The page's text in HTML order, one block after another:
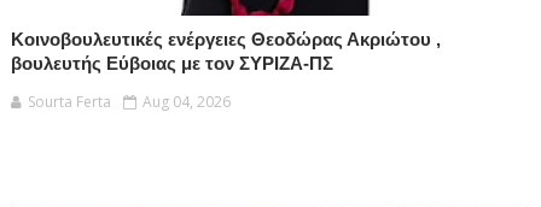
Κοινοβουλευτικές ενέργειες Θεοδώρας Ακριώτου ,
βουλευτής Εύβοιας με τον ΣΥΡΙΖΑ-ΠΣ
Sourta Ferta
Aug 04, 2026